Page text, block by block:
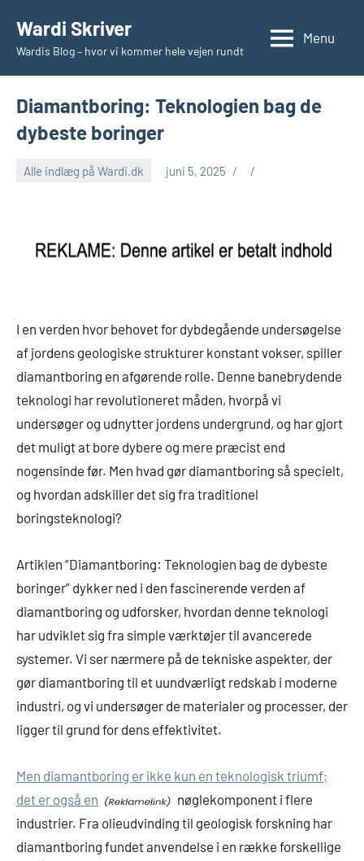
indhold
Wardi Skriver
Wardis Blog – hvor vi kommer hele vejen rundt
Menu
Diamantboring: Teknologien bag de
dybeste boringer
Alle indlæg på Wardi.dk juni 5, 2025
I en verden hvor behovet for dybdegående undersøgelse
af jordens geologiske strukturer konstant vokser, spiller
diamantboring en afgørende rolle. Denne banebrydende
teknologi har revolutioneret måden, hvorpå vi
undersøger og udnytter jordens undergrund, og har gjort
det muligt at bore dybere og mere præcist end
nogensinde før. Men hvad gør diamantboring så specielt,
og hvordan adskiller det sig fra traditionel
boringsteknologi?
Artiklen “Diamantboring: Teknologien bag de dybeste
boringer” dykker ned i den fascinerende verden af
diamantboring og udforsker, hvordan denne teknologi
har udviklet sig fra simple værktøjer til avancerede
systemer. Vi ser nærmere på de tekniske aspekter, der
gør diamantboring til et uundværligt redskab i moderne
industri, og vi undersøger de materialer og processer, der
ligger til grund for dens effektivitet.
Men diamantboring er ikke kun en teknologisk triumf;
det er også en
nøglekomponent i flere
industrier. Fra olieudvinding til geologisk forskning har
diamantboring fundet anvendelse i en række forskellige